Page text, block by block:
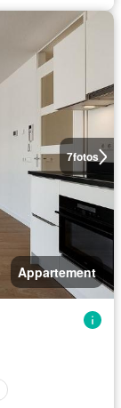
7fotos
Appartement